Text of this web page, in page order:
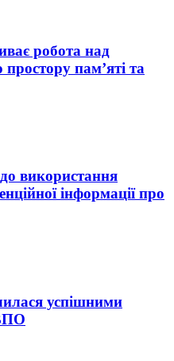
робота над
пам’яті та
використання
інформації про
успішними